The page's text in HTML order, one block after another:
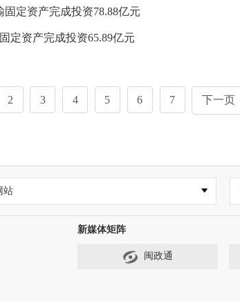
定资产完成投资78.88亿元
定资产完成投资65.89亿元
2 3 4 5 6 7 下一页
站
新媒体矩阵
闽政通